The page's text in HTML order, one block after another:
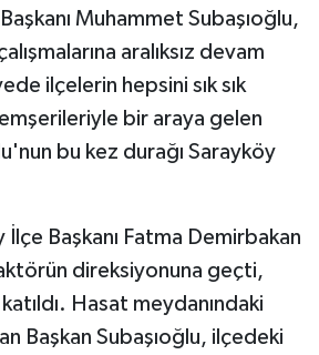
Muhammet Subaşıoğlu,
aralıksız devam
ilçelerin hepsini sık sık
bir araya gelen
bu kez durağı Sarayköy
Başkanı Fatma Demirbakan
direksiyonuna geçti,
Hasat meydanındaki
Başkan Subaşıoğlu, ilçedeki